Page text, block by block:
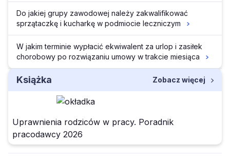
Do jakiej grupy zawodowej należy zakwalifikować
sprzątaczkę i kucharkę w podmiocie leczniczym
W jakim terminie wypłacić ekwiwalent za urlop i zasiłek
chorobowy po rozwiązaniu umowy w trakcie miesiąca
Książka Zobacz więcej
Uprawnienia rodziców w pracy. Poradnik
pracodawcy 2026